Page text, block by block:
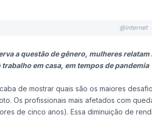
@internet
a questão de gênero, mulheres
em casa, em tempos de pandemia
de mostrar quais são os maiores
Os profissionais mais afetados com
de cinco anos). Essa diminuição de